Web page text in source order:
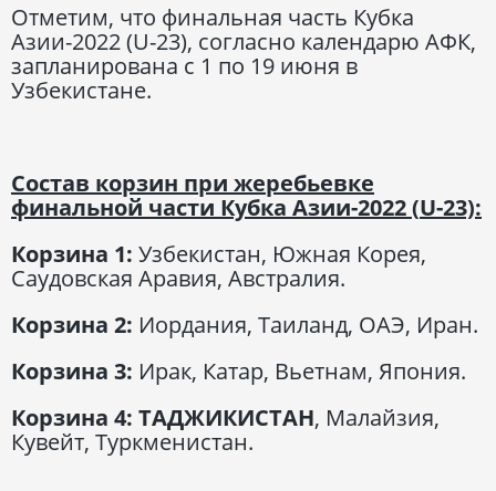
Отметим, что финальная часть Кубка
Азии-2022 (U-23), согласно календарю АФК,
запланирована с 1 по 19 июня в
Узбекистане.
Состав корзин при жеребьевке
финальной части Кубка Азии-2022 (U-23):
Корзина 1: Узбекистан, Южная Корея,
Саудовская Аравия, Австралия.
Корзина 2: Иордания, Таиланд, ОАЭ, Иран.
Корзина 3: Ирак, Катар, Вьетнам, Япония.
Корзина 4: ТАДЖИКИСТАН, Малайзия,
Кувейт, Туркменистан.